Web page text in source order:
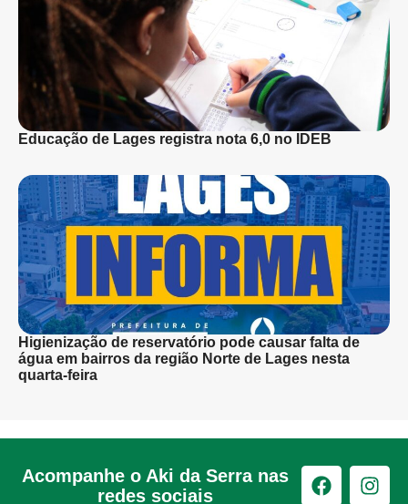
Educação de Lages registra nota 6,0 no IDEB
Higienização de reservatório pode causar falta de
água em bairros da região Norte de Lages nesta
quarta-feira
Acompanhe o Aki da Serra nas
redes sociais